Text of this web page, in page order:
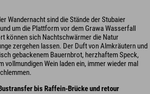
Wandernacht sind die Stände der Stubaier
um die Plattform vor dem Grawa Wasserfall
können sich Nachtschwärmer die Natur
zergehen lassen. Der Duft von Almkräutern und
gebackenem Bauernbrot, herzhaftem Speck,
vollmundigen Wein laden ein, immer wieder mal
bis Raffein-Brücke und retour